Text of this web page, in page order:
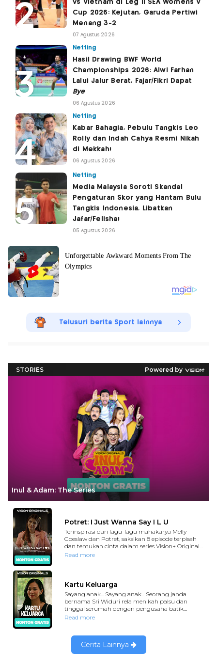
vs Vietnam di Leg II SEA Womens V
Cup 2026: Kejutan, Garuda Pertiwi
Menang 3-2
07 Agustus 2026
Netting
Hasil Drawing BWF World
Championships 2026: Alwi Farhan
Lalui Jalur Berat, Fajar/Fikri Dapat
Bye
06 Agustus 2026
Netting
Kabar Bahagia, Pebulu Tangkis Leo
Rolly dan Indah Cahya Resmi Nikah
di Mekkah!
06 Agustus 2026
Netting
Media Malaysia Soroti Skandal
Pengaturan Skor yang Hantam Bulu
Tangkis Indonesia, Libatkan
Jafar/Felisha!
05 Agustus 2026
Telusuri berita Sport lainnya